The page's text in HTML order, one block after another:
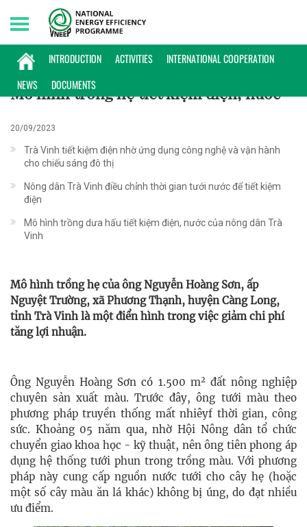
INTRODUCTION ACTIVITIES
INTERNATIONAL COOPERATION
NEWS
DOCUMENTS
Thursday, 06/08/2026 | 10:38 GMT+7
ĐIỂN HÌNH
Mô hình trồng hẹ tiết kiệm điện, nước
20/09/2023
Trà Vinh tiết kiệm điện nhờ ứng dụng công nghệ và vận hành
cho chiếu sáng đô thị
Nông dân Trà Vinh điều chỉnh thời gian tưới nước để tiết kiệm
điện
Mô hình trồng dưa hấu tiết kiệm điện, nước của nông dân Trà
Vinh
Mô hình trồng hẹ của ông Nguyễn Hoàng Sơn, ấp
Nguyệt Trường, xã Phương Thạnh, huyện Càng Long,
tỉnh Trà Vinh là một điển hình trong việc giảm chi phí
tăng lợi nhuận.
Ông Nguyễn Hoàng Sơn có 1.500 m2đất nông nghiệp
chuyên sản xuất màu. Trước đây, ông tưới màu theo
phương pháp truyền thống mất nhiêyf thời gian, công
sức. Khoảng 05 năm qua, nhờ Hội Nông dân tổ chức
chuyển giao khoa học - kỹ thuật, nên ông tiên phong áp
dụng hệ thống tưới phun trong trồng màu. Với phương
pháp này cung cấp nguồn nước tưới cho cây hẹ (hoặc
một số cây màu ăn lá khác) không bị úng, do đạt nhiều
ưu điểm.